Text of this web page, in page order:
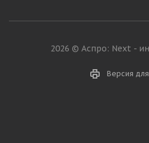
2026 © Аспро: Next -
Версия